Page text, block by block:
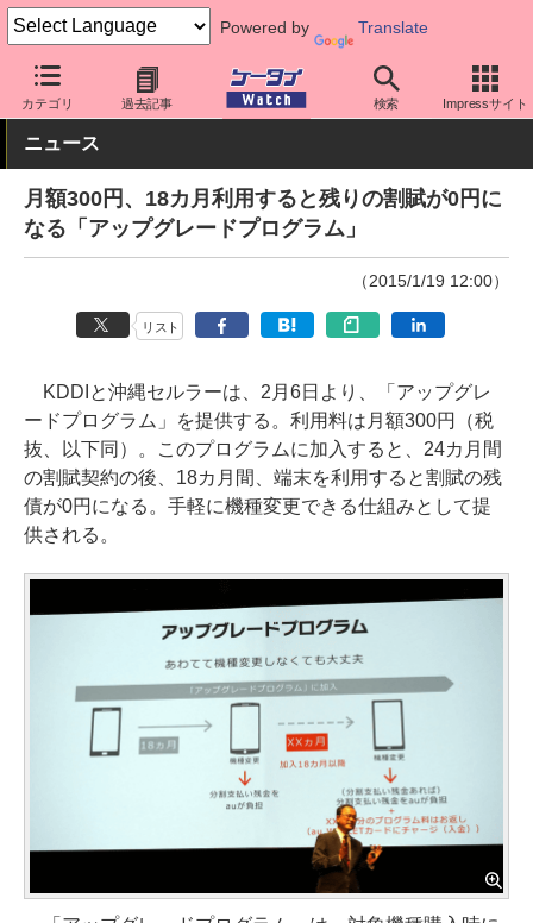
Powered by Translate
カテゴリ 過去記事 検索 Impressサイト
ケータイ Watch キャリア au 料金プラン・割引
ニュース
月額300円、18カ月利用すると残りの割賦が0円に
なる「アップグレードプログラム」
（2015/1/19 12:00）
リスト
KDDIと沖縄セルラーは、2月6日より、「アップグレ
ードプログラム」を提供する。利用料は月額300円（税
抜、以下同）。このプログラムに加入すると、24カ月間
の割賦契約の後、18カ月間、端末を利用すると割賦の残
債が0円になる。手軽に機種変更できる仕組みとして提
供される。